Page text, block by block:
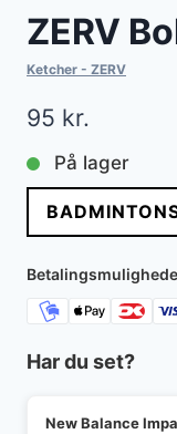
ZERV
Ketcher - ZERV
95 kr.
På lager
Har du set?
New Balance